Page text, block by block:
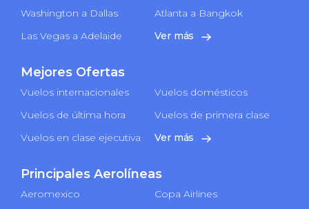
Washington a Dallas
Atlanta a Bangkok
Las Vegas a Adelaide
Ver más
Mejores Ofertas
Vuelos internacionales
Vuelos domésticos
Vuelos de última hora
Vuelos de primera clase
Vuelos en clase ejecutiva
Ver más
Principales Aerolíneas
Aeromexico
Copa Airlines